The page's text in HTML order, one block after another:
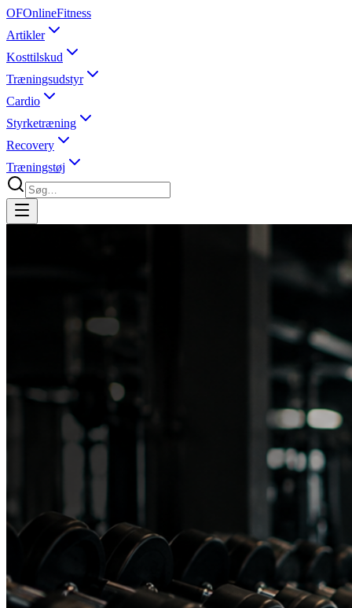
OFOnlineFitness
Artikler
Kosttilskud
Træningsudstyr
Cardio
Styrketræning
Recovery
Træningstøj